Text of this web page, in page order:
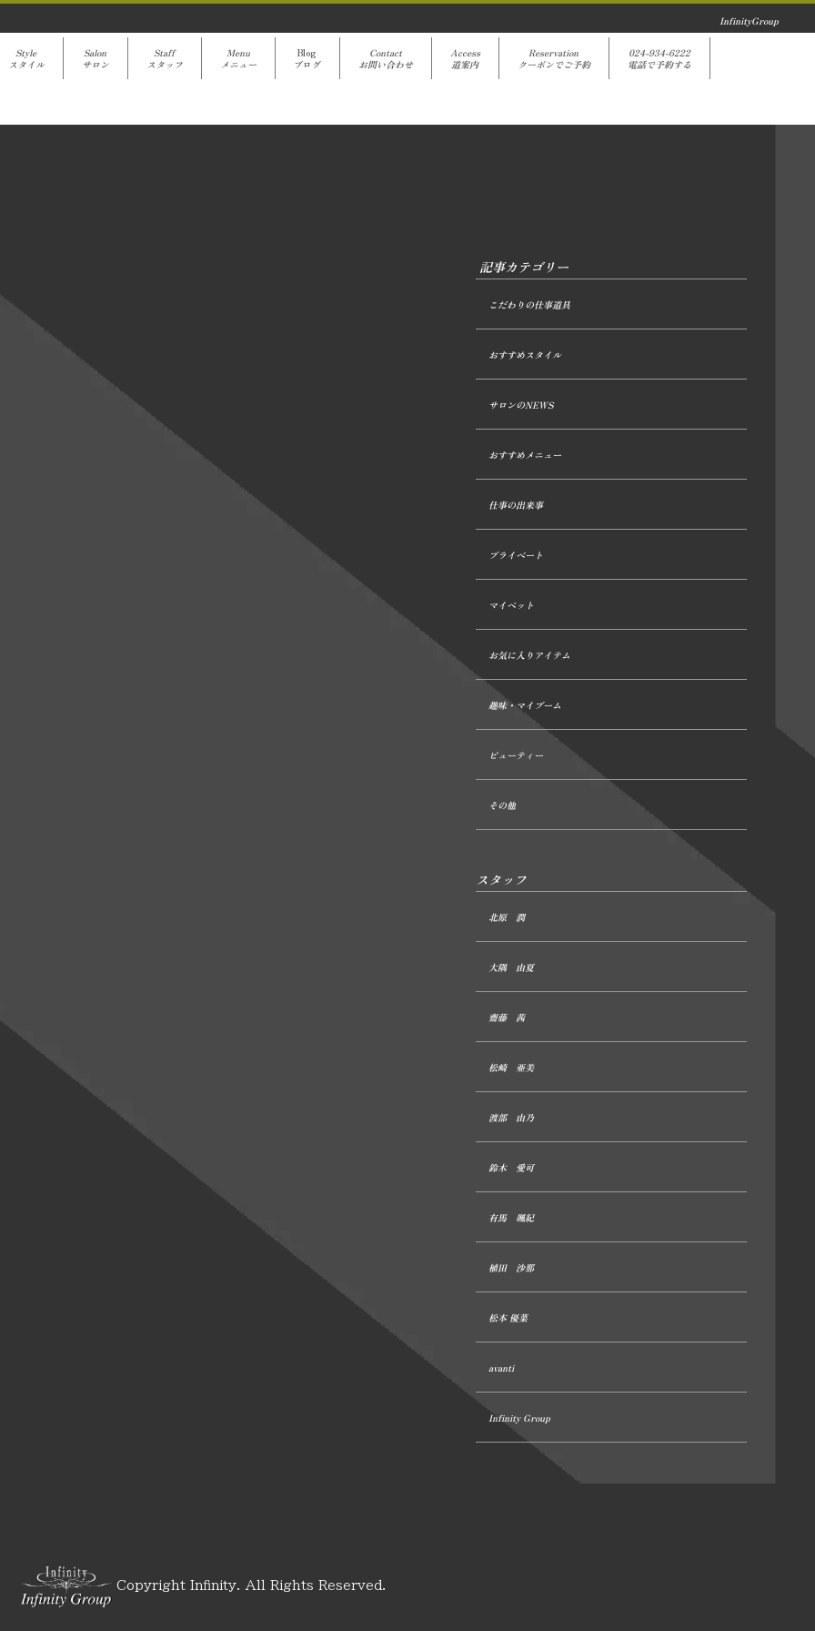
InfinityGroup
Style
スタイル
Salon
サロン
Staff
スタッフ
Menu
メニュー
Blog
ブログ
Contact
お問い合わせ
Access
道案内
Reservation
クーポンでご予約
024-934-6222
電話で予約する
記事カテゴリー
こだわりの仕事道具
おすすめスタイル
サロンのNEWS
おすすめメニュー
仕事の出来事
プライベート
マイペット
お気に入りアイテム
趣味・マイブーム
ビューティー
その他
スタッフ
北原 潤
大隅 由夏
齋藤 茜
松崎 亜美
渡部 由乃
鈴木 愛可
有馬 颯紀
植田 沙那
松本 優菜
avanti
Infinity Group
Copyright Infinity. All Rights Reserved.